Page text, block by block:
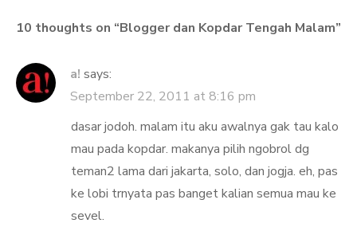
10 thoughts on “Blogger dan Kopdar Tengah Malam”
a! says:
September 22, 2011 at 8:16 pm
dasar jodoh. malam itu aku awalnya gak tau kalo
mau pada kopdar. makanya pilih ngobrol dg
teman2 lama dari jakarta, solo, dan jogja. eh, pas
ke lobi trnyata pas banget kalian semua mau ke
sevel.